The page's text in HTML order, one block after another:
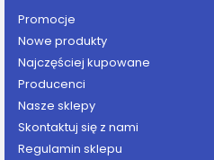
Promocje
Nowe produkty
Najczęściej kupowane
Producenci
Nasze sklepy
Skontaktuj się z nami
Regulamin sklepu